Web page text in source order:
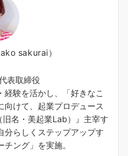
sakurai）
表取締役
験を活かし、「好きなこ
向けて、起業プロデュース
名・美起業Lab）』主宰す
分らしくステップアップす
ング」を実施。